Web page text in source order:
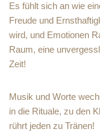
Es fühlt sich an wie
Freude und
wird, und Emotionen
Raum, eine
Zeit!
Musik und Worte
in die Rituale, zu den
rührt jeden zu Tränen!